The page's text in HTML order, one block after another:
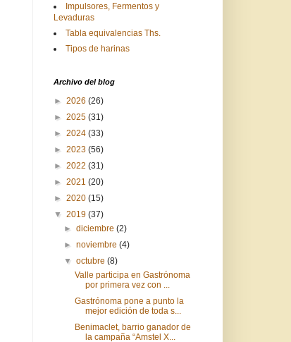
Impulsores, Fermentos y
Levaduras
Tabla equivalencias Ths.
Tipos de harinas
Archivo del blog
► 2026 (26)
► 2025 (31)
► 2024 (33)
► 2023 (56)
► 2022 (31)
► 2021 (20)
► 2020 (15)
▼ 2019 (37)
►diciembre(2)
►noviembre(4)
▼octubre(8)
Valle participa en Gastrónoma
por primera vez con ...
Gastrónoma pone a punto la
mejor edición de toda s...
Benimaclet, barrio ganador de
la campaña “Amstel X...